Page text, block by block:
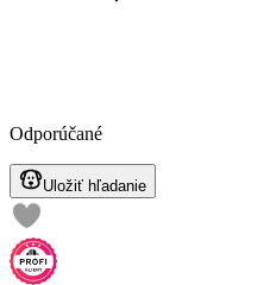
Odporúčané
Uložiť hľadanie